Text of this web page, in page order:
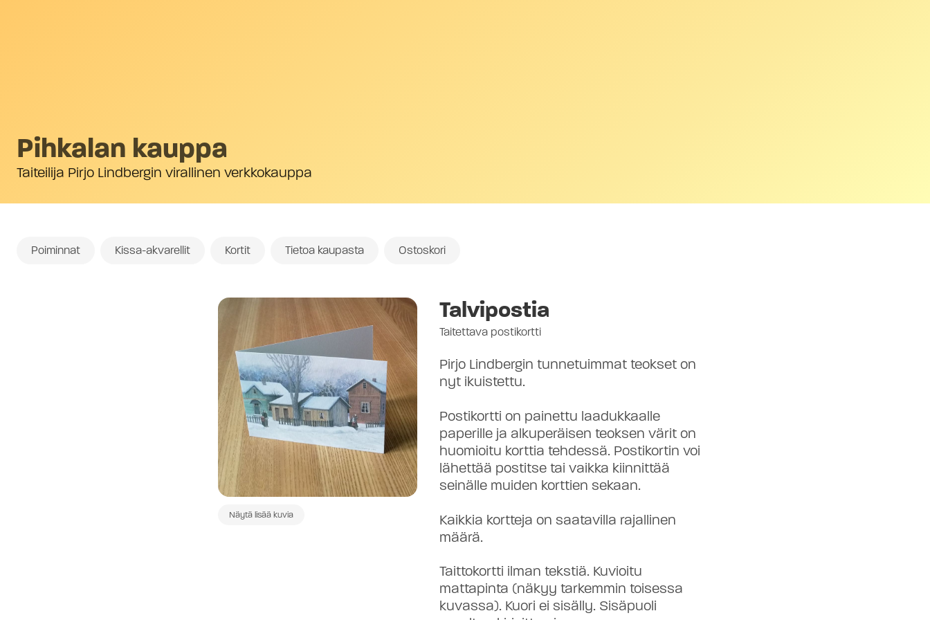
Pihkalan kauppa
Taiteilija Pirjo Lindbergin virallinen verkkokauppa
Poiminnat Kissa-akvarellit Kortit Tietoa kaupasta Ostoskori
Näytä lisää kuvia
Talvipostia
Taitettava postikortti
Pirjo Lindbergin tunnetuimmat teokset on
nyt ikuistettu.
Postikortti on painettu laadukkaalle
paperille ja alkuperäisen teoksen värit on
huomioitu korttia tehdessä. Postikortin voi
lähettää postitse tai vaikka kiinnittää
seinälle muiden korttien sekaan.
Kaikkia kortteja on saatavilla rajallinen
määrä.
Taittokortti ilman tekstiä. Kuvioitu
mattapinta (näkyy tarkemmin toisessa
kuvassa). Kuori ei sisälly. Sisäpuoli